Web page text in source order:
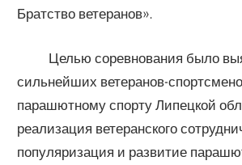
Братство ветеранов».
Целью соревнования было
сильнейших ветеранов-
парашютному спорту Липецкой
реализация ветеранского
популяризация и развитие